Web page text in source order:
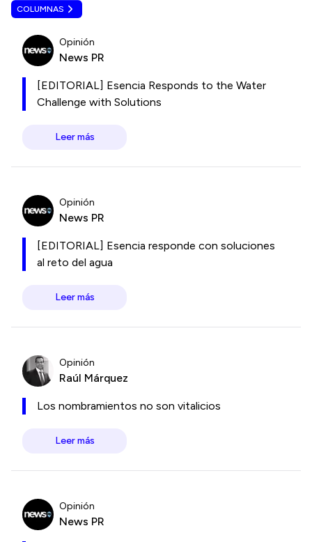
COLUMNAS
Opinión
News PR
[EDITORIAL] Esencia Responds to the Water
Challenge with Solutions
Leer más
Opinión
News PR
[EDITORIAL] Esencia responde con soluciones
al reto del agua
Leer más
Opinión
Raúl Márquez
Los nombramientos no son vitalicios
Leer más
Opinión
News PR